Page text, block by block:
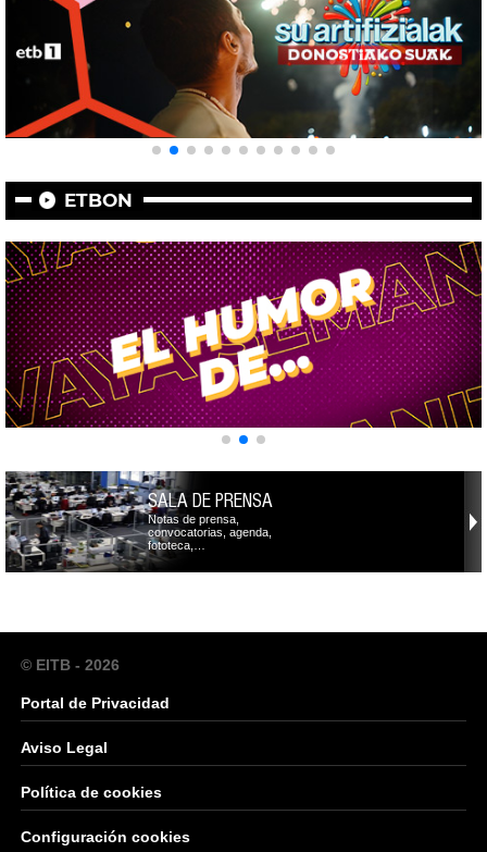
ETBON
SALA DE PRENSA
Notas de prensa,
convocatorias, agenda,
fototeca,…
© EITB - 2026
Portal de Privacidad
Aviso Legal
Política de cookies
Configuración cookies